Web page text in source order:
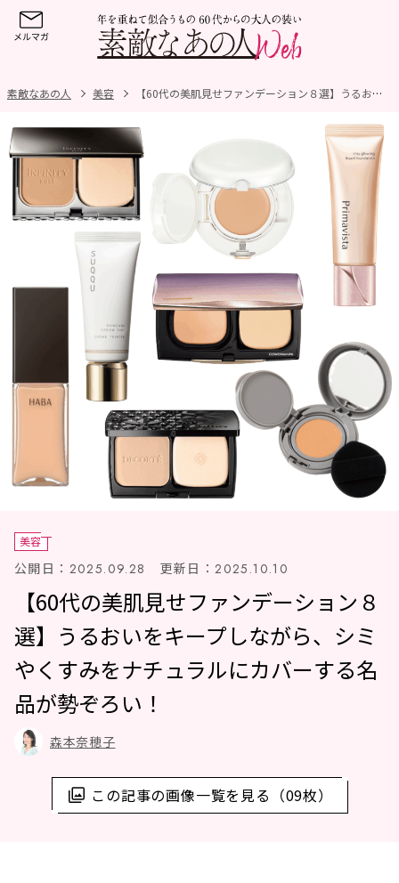
素敵なあの人 美容 【60代の美肌見せファンデーション８選】うるおいをキープしながら、シミやくすみをナチュラルにカバーする名品が勢ぞろい！
この記事の画像一覧を見る（09枚）
美容
公開日： 2025.09.28 更新日： 2025.10.10
【60代の美肌見せファンデーション８
選】うるおいをキープしながら、シミ
やくすみをナチュラルにカバーする名
品が勢ぞろい！
森本奈穂子